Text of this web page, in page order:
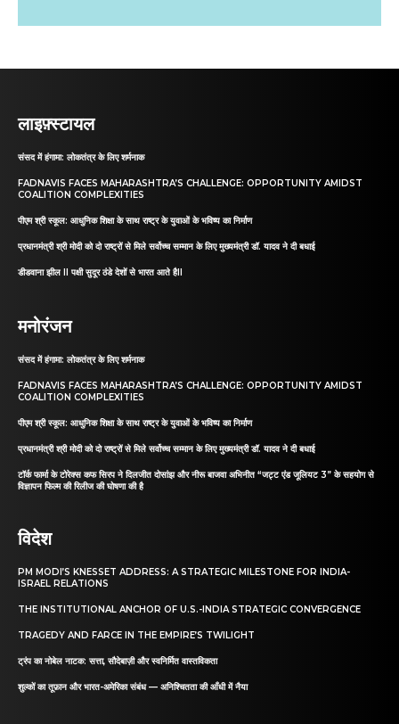
लाइफ़्स्टायल
संसद में हंगामा: लोकतंत्र के लिए शर्मनाक
FADNAVIS FACES MAHARASHTRA’S CHALLENGE: OPPORTUNITY AMIDST
COALITION COMPLEXITIES
पीएम श्री स्कूल: आधुनिक शिक्षा के साथ राष्ट्र के युवाओं के भविष्य का निर्माण
प्रधानमंत्री श्री मोदी को दो राष्ट्रों से मिले सर्वोच्च सम्मान के लिए मुख्यमंत्री डॉ. यादव ने दी बधाई
डीडवाना झील II पक्षी सुदूर ठंडे देशों से भारत आते हैII
मनोरंजन
संसद में हंगामा: लोकतंत्र के लिए शर्मनाक
FADNAVIS FACES MAHARASHTRA’S CHALLENGE: OPPORTUNITY AMIDST
COALITION COMPLEXITIES
पीएम श्री स्कूल: आधुनिक शिक्षा के साथ राष्ट्र के युवाओं के भविष्य का निर्माण
प्रधानमंत्री श्री मोदी को दो राष्ट्रों से मिले सर्वोच्च सम्मान के लिए मुख्यमंत्री डॉ. यादव ने दी बधाई
टॉर्क फार्मा के टोरेक्स कफ सिरप ने दिलजीत दोसांझ और नीरू बाजवा अभिनीत “जट्ट एंड जूलियट 3” के सहयोग से
विज्ञापन फिल्म की रिलीज की घोषणा की है
विदेश
PM MODI’S KNESSET ADDRESS: A STRATEGIC MILESTONE FOR INDIA-
ISRAEL RELATIONS
THE INSTITUTIONAL ANCHOR OF U.S.-INDIA STRATEGIC CONVERGENCE
TRAGEDY AND FARCE IN THE EMPIRE’S TWILIGHT
ट्रंप का नोबेल नाटक: सत्ता, सौदेबाज़ी और स्वनिर्मित वास्तविकता
शुल्कों का तूफ़ान और भारत-अमेरिका संबंध — अनिश्चितता की आँधी में नैया